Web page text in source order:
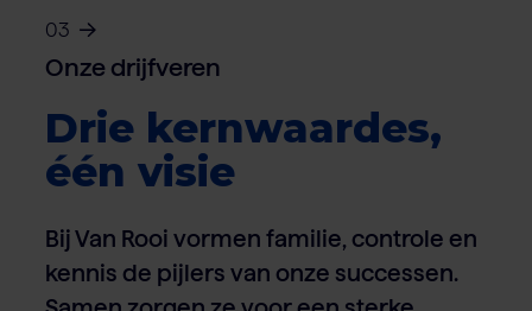
03
Onze drijfveren
Drie kernwaardes,
één visie
Bij Van Rooi vormen familie, controle en
kennis de pijlers van onze successen.